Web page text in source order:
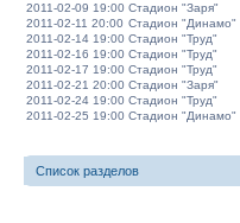
2011-02-09 19:00 Стадион "Заря"
2011-02-11 20:00 Стадион "Динамо"
2011-02-14 19:00 Стадион "Труд"
2011-02-16 19:00 Стадион "Труд"
2011-02-17 19:00 Стадион "Труд"
2011-02-21 20:00 Стадион "Заря"
2011-02-24 19:00 Стадион "Труд"
2011-02-25 19:00 Стадион "Динамо"
Список разделов